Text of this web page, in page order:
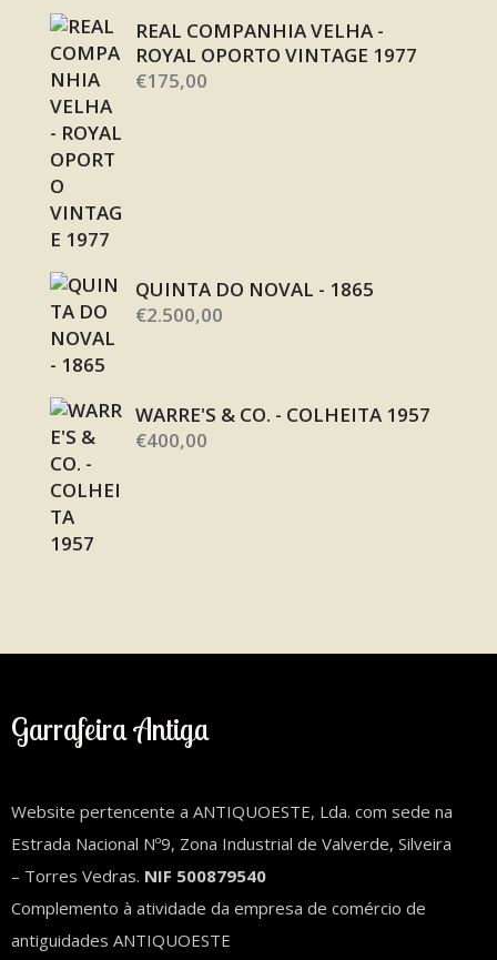
REAL COMPANHIA VELHA -
ROYAL OPORTO VINTAGE 1977
€175,00
QUINTA DO NOVAL - 1865
€2.500,00
WARRE'S & CO. - COLHEITA 1957
€400,00
Garrafeira Antiga
Website pertencente a ANTIQUOESTE, Lda. com sede na
Estrada Nacional Nº9, Zona Industrial de Valverde, Silveira
– Torres Vedras. NIF 500879540
Complemento à atividade da empresa de comércio de
antiguidades ANTIQUOESTE